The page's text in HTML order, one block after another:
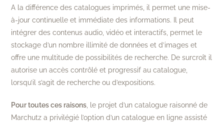
A la différence des catalogues imprimés, il permet une mise-
à-jour continuelle et immédiate des informations. Il peut
intégrer des contenus audio, vidéo et interactifs, permet le
stockage d’un nombre illimité de données et d’images et
offre une multitude de possibilités de recherche. De surcroît il
autorise un accès contrôlé et progressif au catalogue,
lorsqu’il s’agit de recherche ou d’expositions.
Pour toutes ces raisons, le projet d’un catalogue raisonné de
Marchutz a privilégié l’option d’un catalogue en ligne assisté